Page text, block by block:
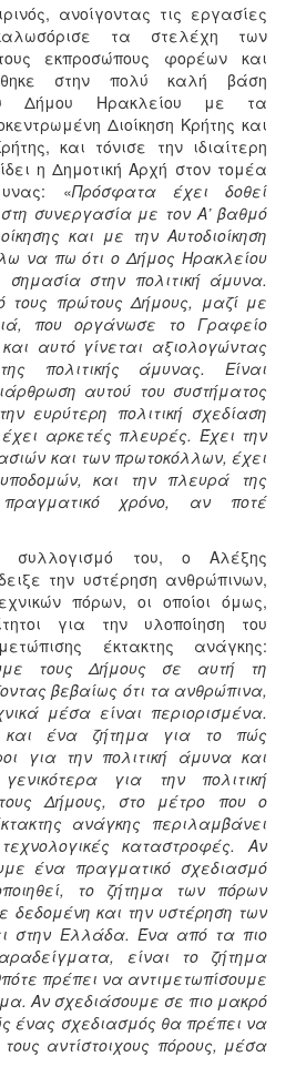
ανοίγοντας τις εργασίες
τα στελέχη των
εκπροσώπους φορέων και
στην πολύ καλή βάση
Δήμου Ηρακλείου με τα
Διοίκηση Κρήτης και
και τόνισε την ιδιαίτερη
η Δημοτική Αρχή στον τομέα
«Πρόσφατα έχει δοθεί
συνεργασία με τον Α’ βαθμό
και με την Αυτοδιοίκηση
να πω ότι ο Δήμος Ηρακλείου
σημασία στην πολιτική άμυνα.
πρώτους Δήμους, μαζί με
που οργάνωσε το Γραφείο
αυτό γίνεται αξιολογώντας
πολιτικής άμυνας. Είναι
αυτού του συστήματος
ευρύτερη πολιτική σχεδίαση
αρκετές πλευρές. Έχει την
και των πρωτοκόλλων, έχει
και την πλευρά της
χρόνο, αν ποτέ
συλλογισμό του, ο Αλέξης
την υστέρηση ανθρώπινων,
πόρων, οι οποίοι όμως,
για την υλοποίηση του
έκτακτης ανάγκης:
τους Δήμους σε αυτή τη
βεβαίως ότι τα ανθρώπινα,
μέσα είναι περιορισμένα.
και ένα ζήτημα για το πώς
για την πολιτική άμυνα και
για την πολιτική
Δήμους, στο μέτρο που ο
ανάγκης περιλαμβάνει
καταστροφές. Αν
ένα πραγματικό σχεδιασμό
το ζήτημα των πόρων
δεδομένη και την υστέρηση των
στην Ελλάδα. Ένα από τα πιο
είναι το ζήτημα
πρέπει να αντιμετωπίσουμε
Αν σχεδιάσουμε σε πιο μακρό
ένας σχεδιασμός θα πρέπει να
αντίστοιχους πόρους, μέσα